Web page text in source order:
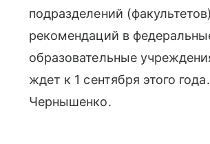
подразделений
рекомендаций в
образовательные
ждет к 1 сентября этого
Чернышенко.